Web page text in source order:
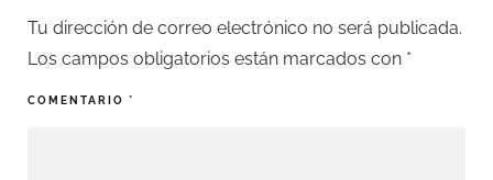
Tu dirección de correo electrónico no será publicada.
Los campos obligatorios están marcados con *
COMENTARIO *